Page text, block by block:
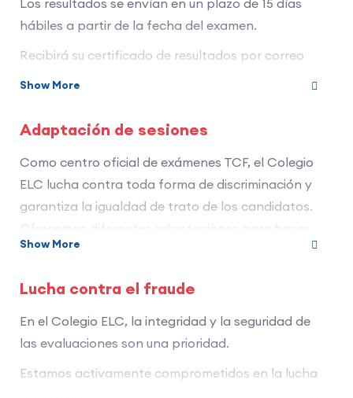
Los resultados se envían en un plazo de 15 días
hábiles a partir de la fecha del examen.
Recibirá su certificado de resultados por correo
electrónico.
de la fecha de emisión, la cual estará indicada en
Para más información sobre los resultados,
haga click aquí.
Show More
Adaptación de sesiones
Como centro oficial de exámenes TCF, el Colegio
ELC lucha contra toda forma de discriminación y
garantiza la igualdad de trato de los candidatos.
Ofrecemos diferentes adaptaciones para hacer
accesible el Test de connaissance du français
o con dificultades de alfabetización digital.
Para beneficiarse de estas adaptaciones, el
candidato debe presentar a nuestro centro un
certificado médico reciente, al menos dos meses
Show More
Lucha contra el fraude
En el Colegio ELC, la integridad y la seguridad de
las evaluaciones son una prioridad.
Estamos activamente comprometidos en la lucha
contra el fraude y en la prevención de cualquier